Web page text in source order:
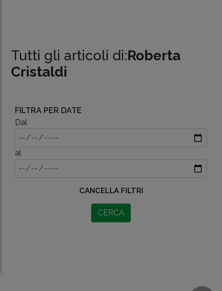
Tutti gli articoli di:Roberta
Cristaldi
FILTRA PER DATE
Dal
al
CANCELLA FILTRI
CERCA